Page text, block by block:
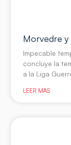
Morvedre y
Impecable
concluye la
a la Liga
LEER MÁS